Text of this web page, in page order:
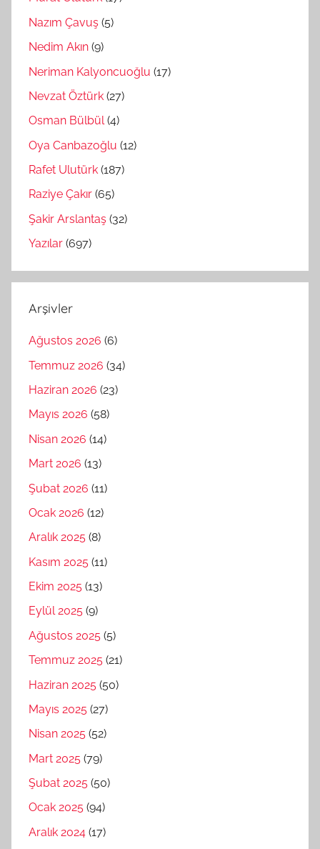
Nazım Çavuş (5)
Nedim Akın (9)
Neriman Kalyoncuoğlu (17)
Nevzat Öztürk (27)
Osman Bülbül(4)
Oya Canbazoğlu (12)
Rafet Ulutürk (187)
Raziye Çakır (65)
Şakir Arslantaş (32)
Yazılar (697)
Arşivler
Ağustos 2026 (6)
Temmuz 2026 (34)
Haziran 2026 (23)
Mayıs 2026 (58)
Nisan 2026 (14)
Mart 2026 (13)
Şubat 2026 (11)
Ocak 2026 (12)
Aralık 2025 (8)
Kasım 2025 (11)
Ekim 2025 (13)
Eylül 2025 (9)
Ağustos 2025 (5)
Temmuz 2025 (21)
Haziran 2025 (50)
Mayıs 2025 (27)
Nisan 2025 (52)
Mart 2025 (79)
Şubat 2025 (50)
Ocak 2025 (94)
Aralık 2024 (17)